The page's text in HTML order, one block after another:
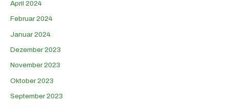
April 2024
Februar 2024
Januar 2024
Dezember 2023
November 2023
Oktober 2023
September 2023